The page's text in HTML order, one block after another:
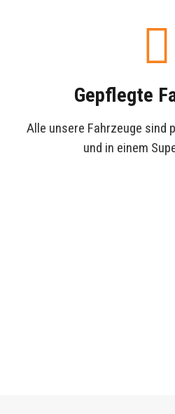
Gepflegte
Alle unsere Fahrzeuge sind
und in einem